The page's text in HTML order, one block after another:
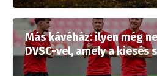
Más kávéház: ilyen még
DVSC-vel, amely a